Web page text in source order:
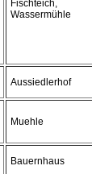
Fischteich,
Wassermühle
Aussiedlerhof
Muehle
Bauernhaus